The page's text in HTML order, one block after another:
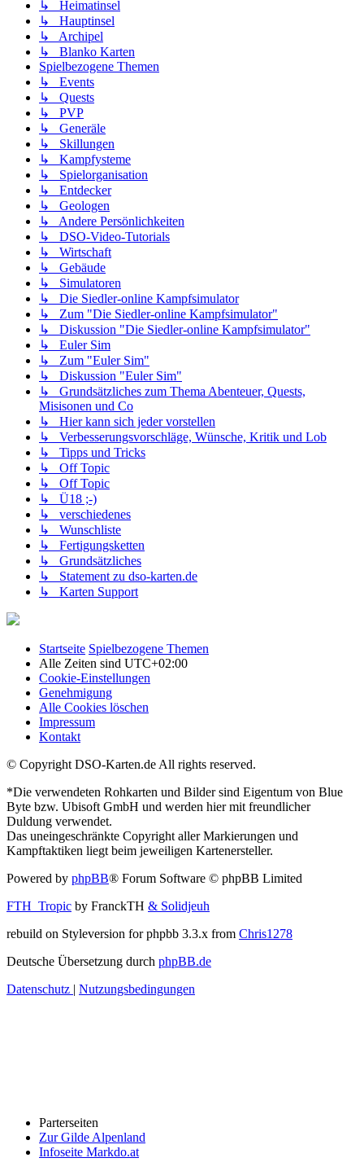
↳ Heimatinsel
↳ Hauptinsel
↳ Archipel
↳ Blanko Karten
Spielbezogene Themen
↳ Events
↳ Quests
↳ PVP
↳ Generäle
↳ Skillungen
↳ Kampfysteme
↳ Spielorganisation
↳ Entdecker
↳ Geologen
↳ Andere Persönlichkeiten
↳ DSO-Video-Tutorials
↳ Wirtschaft
↳ Gebäude
↳ Simulatoren
↳ Die Siedler-online Kampfsimulator
↳ Zum "Die Siedler-online Kampfsimulator"
↳ Diskussion "Die Siedler-online Kampfsimulator"
↳ Euler Sim
↳ Zum "Euler Sim"
↳ Diskussion "Euler Sim"
↳ Grundsätzliches zum Thema Abenteuer, Quests,
Misisonen und Co
↳ Hier kann sich jeder vorstellen
↳ Verbesserungsvorschläge, Wünsche, Kritik und Lob
↳ Tipps und Tricks
↳ Off Topic
↳ Off Topic
↳ Ü18 ;-)
↳ verschiedenes
↳ Wunschliste
↳ Fertigungsketten
↳ Grundsätzliches
↳ Statement zu dso-karten.de
↳ Karten Support
Startseite Spielbezogene Themen
Alle Zeiten sind UTC+02:00
Cookie-Einstellungen
Genehmigung
Alle Cookies löschen
Impressum
Kontakt
© Copyright DSO-Karten.de All rights reserved.
*Die verwendeten Rohkarten und Bilder sind Eigentum von Blue
Byte bzw. Ubisoft GmbH und werden hier mit freundlicher
Duldung verwendet.
Das uneingeschränkte Copyright aller Markierungen und
Kampftaktiken liegt beim jeweiligen Kartenersteller.
Powered by phpBB® Forum Software © phpBB Limited
FTH_Tropic by FranckTH & Solidjeuh
rebuild on Styleversion for phpbb 3.3.x from Chris1278
Deutsche Übersetzung durch phpBB.de
Datenschutz | Nutzungsbedingungen
Parterseiten
Zur Gilde Alpenland
Infoseite Markdo.at